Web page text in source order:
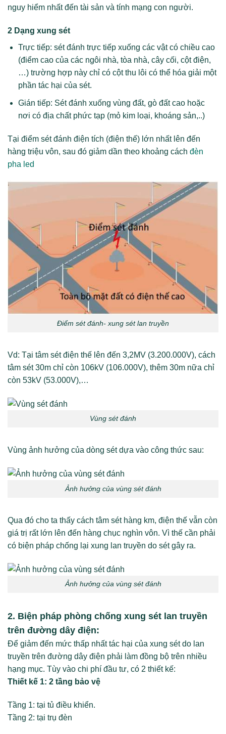
nguy hiểm nhất đến tài sản và tính mạng con người.
2 Dạng xung sét
Trực tiếp: sét đánh trực tiếp xuống các vật có chiều cao
(điểm cao của các ngôi nhà, tòa nhà, cây cối, cột điện,
…) trường hợp này chỉ có cột thu lôi có thể hóa giải một
phần tác hại của sét.
Gián tiếp: Sét đánh xuống vùng đất, gò đất cao hoặc
nơi có địa chất phức tạp (mỏ kim loại, khoáng sản,..)
Tại điểm sét đánh điện tích (điện thế) lớn nhất lên đến
hàng triệu vôn, sau đó giảm dần theo khoảng cách đèn
pha led
Điểm sét đánh- xung sét lan truyền
Vd: Tại tâm sét điện thế lên đến 3,2MV (3.200.000V), cách
tâm sét 30m chỉ còn 106kV (106.000V), thêm 30m nữa chỉ
còn 53kV (53.000V),…
Vùng sét đánh
Vùng ảnh hưởng của dòng sét dựa vào công thức sau:
Ảnh hưởng của vùng sét đánh
Qua đó cho ta thấy cách tâm sét hàng km, điện thế vẫn còn
giá trị rất lớn lên đến hàng chục nghìn vôn. Vì thế cần phải
có biện pháp chống lại xung lan truyền do sét gây ra.
Ảnh hưởng của vùng sét đánh
2. Biện pháp phòng chống xung sét lan truyền
trên đường dây điện:
Để giảm đến mức thấp nhất tác hại của xung sét do lan
truyền trên đường dây điện phải làm đồng bộ trên nhiều
hạng mục. Tùy vào chi phí đầu tư, có 2 thiết kế:
Thiết kế 1: 2 tầng bảo vệ
Tầng 1: tại tủ điều khiển.
Tầng 2: tại trụ đèn